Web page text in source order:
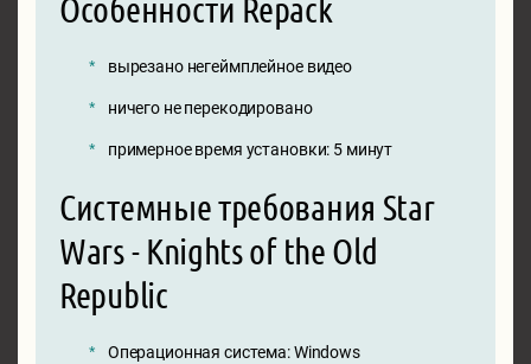
вырезано негеймплейное видео
ничего не перекодировано
примерное время установки: 5 минут
Системные требования Star
Wars - Knights of the Old
Republic
Операционная система: Windows